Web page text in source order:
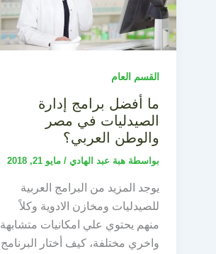
القسم العام
ما أفضل برامج إدارة
الصيدليات في مصر
والوطن العربي؟
بواسطة هبة عبد الهادي / مايو 21, 2018
يوجد المزيد من البرامج العربية
للصيدليات ومخازن الادوية وكلاً
منهم يحتوي علي امكانيات متشابهة
واخري مختلفة، كيف أختار البرنامج